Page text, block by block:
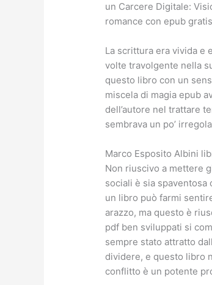
un Carcere Digitale:
romance con epub
La scrittura era vivida e
volte travolgente nella
questo libro con un
miscela di magia epub
dell’autore nel trattare
sembrava un po’
Marco Esposito Albini
Non riuscivo a mettere
sociali è sia
un libro può farmi
arazzo, ma questo è
pdf ben sviluppati si
sempre stato attratto
dividere, e questo libro
conflitto è un potente